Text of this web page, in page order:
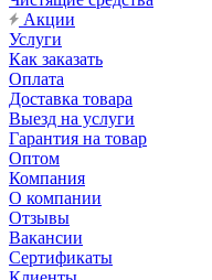
Акции
Услуги
Как заказать
Оплата
Доставка товара
Выезд на услуги
Гарантия на товар
Оптом
Компания
О компании
Отзывы
Вакансии
Сертификаты